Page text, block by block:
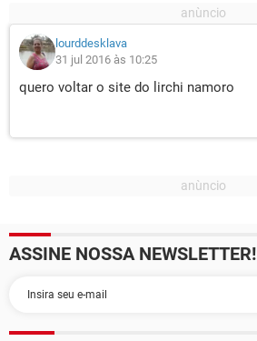
lourddesklava
31 jul 2016 às 10:25
quero voltar o site do lirchi namoro
ASSINE NOSSA NEWSLETTER!